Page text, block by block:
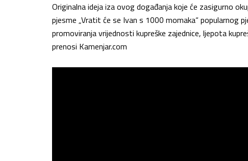
Originalna ideja iza ovog događanja koje će zasigurno
pjesme „Vratit će se Ivan s 1000 momaka“ popularnog
promoviranja vrijednosti kupreške zajednice, ljepota
prenosi Kamenjar.com